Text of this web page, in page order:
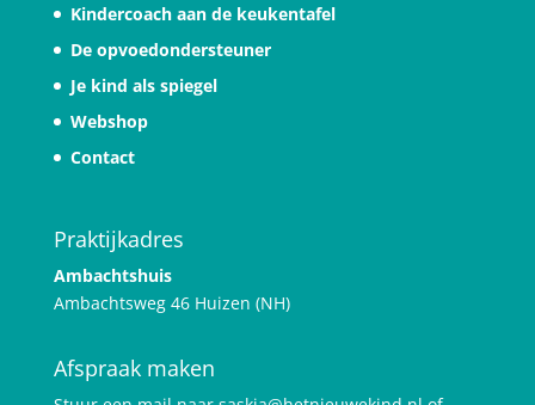
Kindercoach aan de keukentafel
De opvoedondersteuner
Je kind als spiegel
Webshop
Contact
Praktijkadres
Ambachtshuis
Ambachtsweg 46 Huizen (NH)
Afspraak maken